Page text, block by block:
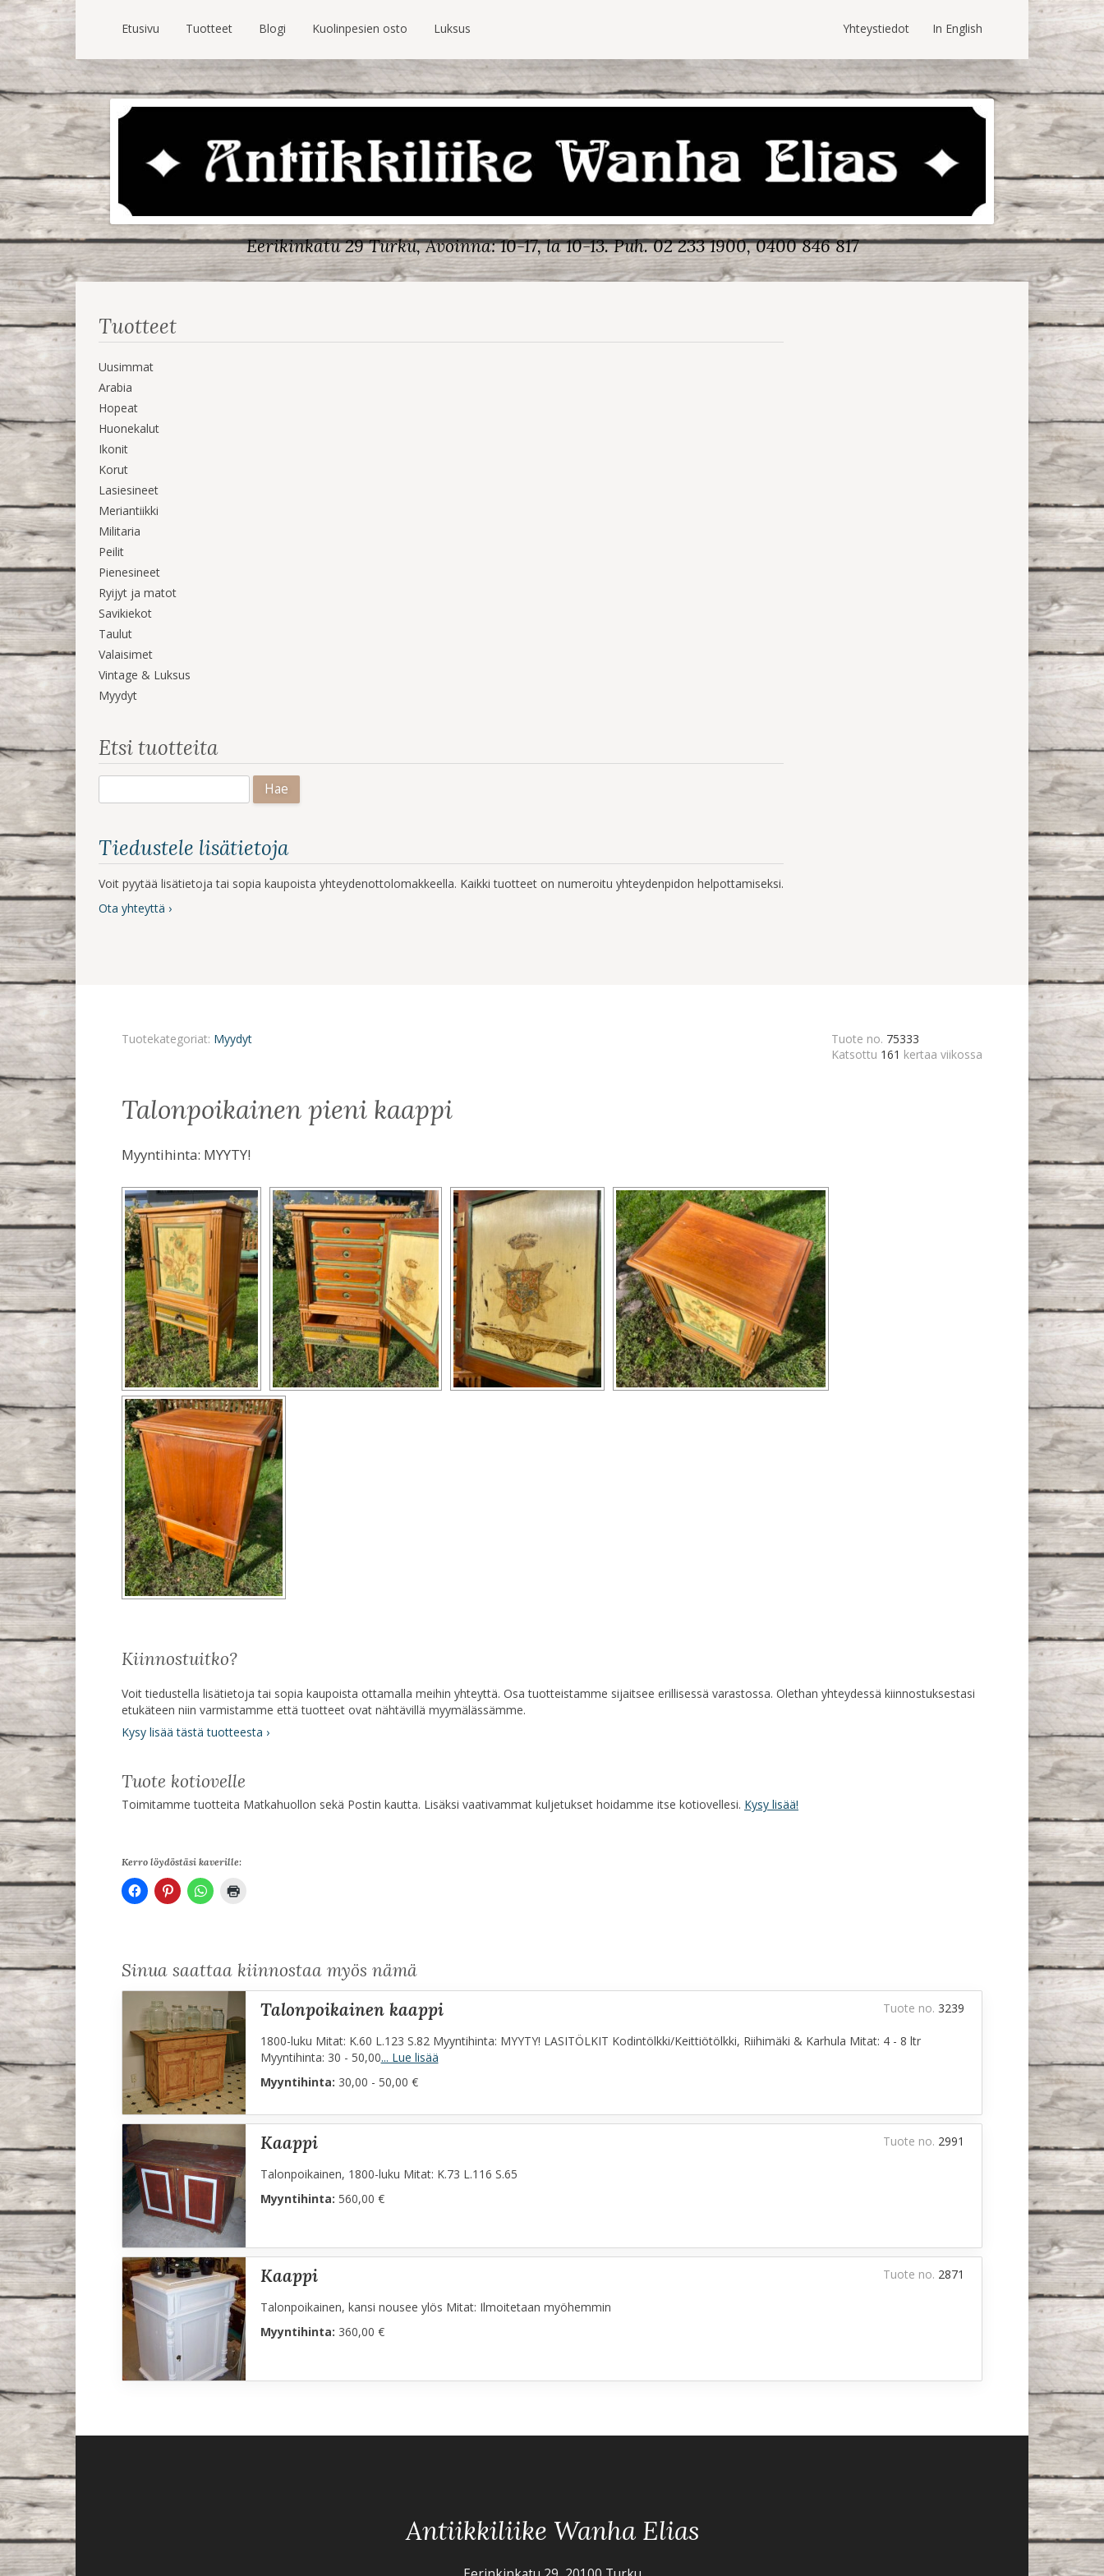
Etusivu Tuotteet Blogi Kuolinpesien osto Luksus In English
Yhteystiedot
Eerikinkatu 29 Turku, Avoinna: 10-17, la 10-13.Puh. 02 233 1900, 0400 846 817
Tuotteet
Uusimmat
Arabia
Hopeat
Huonekalut
Ikonit
Korut
Lasiesineet
Meriantiikki
Militaria
Peilit
Pienesineet
Ryijyt ja matot
Savikiekot
Taulut
Valaisimet
Vintage & Luksus
Myydyt
Etsi tuotteita
Tiedustele lisätietoja
Voit pyytää lisätietoja tai sopia kaupoista yhteydenottolomakkeella. Kaikki tuotteet on numeroitu yhteydenpidon helpottamiseksi.
Ota yhteyttä ›
Tuotekategoriat: Myydyt Tuote no. 75333
Katsottu 161 kertaa viikossa
talonpoikainen pieni kaappi
Myyntihinta: MYYTY!
Kiinnostuitko?
Voit tiedustella lisätietoja tai sopia kaupoista ottamalla meihin yhteyttä. Osa tuotteistamme sijaitsee erillisessä varastossa. Olethan yhteydessä kiinnostuksestasi
etukäteen niin varmistamme että tuotteet ovat nähtävillä myymälässämme.
Kysy lisää tästä tuotteesta ›
Tuote kotiovelle
Toimitamme tuotteita Matkahuollon sekä Postin kautta. Lisäksi vaativammat kuljetukset hoidamme itse kotiovellesi. Kysy lisää!
Kerro löydöstäsi kaverille:
Sinua saattaa kiinnostaa myös nämä
talonpoikainen kaappi
1800-luku Mitat: K.60 L.123 S.82 Myyntihinta: MYYTY! LASITÖLKIT Kodintölkki/Keittiötölkki, Riihimäki & Karhula Mitat: 4 - 8 ltr
Myyntihinta: 30 - 50,00... Lue lisää
Myyntihinta: 30,00 - 50,00 €
Tuote no. 3239
kaappi
Talonpoikainen, 1800-luku Mitat: K.73 L.116 S.65
Myyntihinta: 560,00 €
Tuote no. 2991
kaappi
Talonpoikainen, kansi nousee ylös Mitat: Ilmoitetaan myöhemmin
Myyntihinta: 360,00 €
Tuote no. 2871
Antiikkiliike Wanha Elias